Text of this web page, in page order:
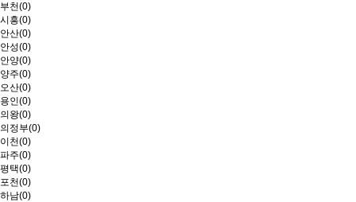
부천(0)
시흥(0)
안산(0)
안성(0)
안양(0)
양주(0)
오산(0)
용인(0)
의왕(0)
의정부(0)
이천(0)
파주(0)
평택(0)
포천(0)
하남(0)